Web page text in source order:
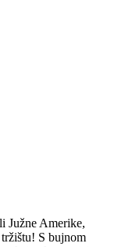
Južne Amerike,
S bujnom